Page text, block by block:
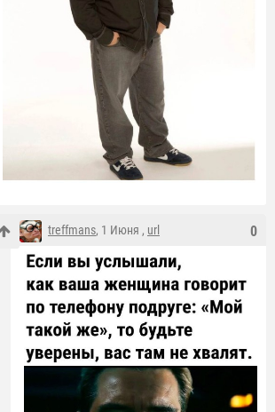
0
treffmans, 1 Июня , url